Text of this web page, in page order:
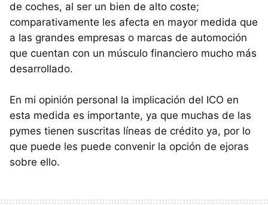
de coches, al ser un bien de alto coste;
comparativamente les afecta en mayor medida que
a las grandes empresas o marcas de automoción
que cuentan con un músculo financiero mucho más
desarrollado.
En mi opinión personal la implicación del ICO en
esta medida es importante, ya que muchas de las
pymes tienen suscritas líneas de crédito ya, por lo
que puede les puede convenir la opción de ejoras
sobre ello.